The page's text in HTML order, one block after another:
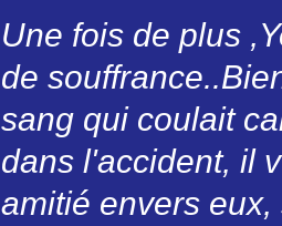
Une fois de plus
de
sang qui coulait
dans l'accident, il
amitié envers